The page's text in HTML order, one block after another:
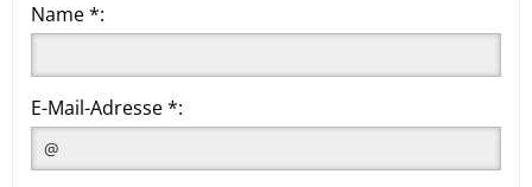
Name *:
E-Mail-Adresse *: